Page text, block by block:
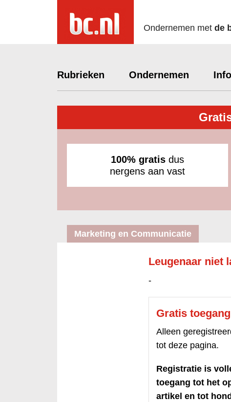
Ondernemen met de
Rubrieken Ondernemen Info
100% gratis dus
nergens aan vast
Marketing en Communicatie
Leugenaar niet
-
Gratis toegang
Alleen
tot deze pagina.
Registratie is
toegang tot het
artikel en tot